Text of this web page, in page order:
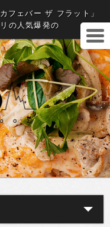
フェバー ザ フラット」
の人気爆発の